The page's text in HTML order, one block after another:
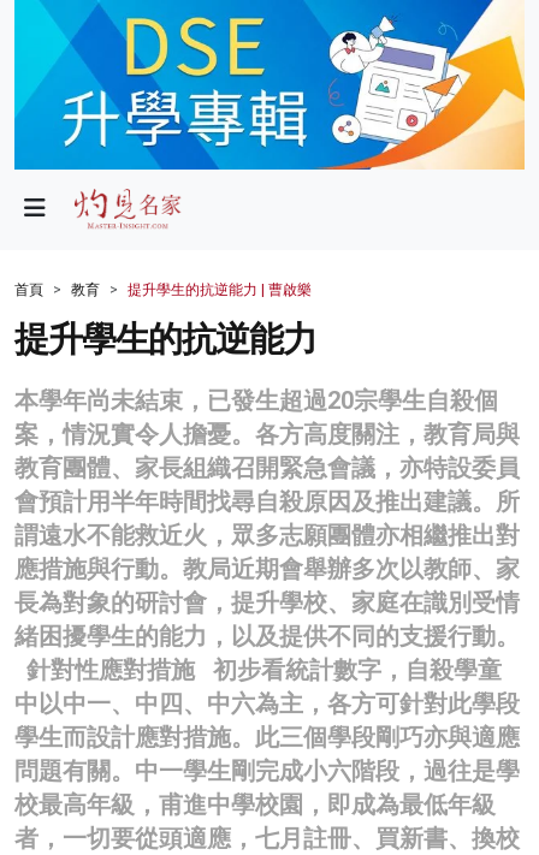
政局
財經
生活
商業
科技
影片
名家榜
灼見活動
關於我們
首頁 教育 提升學生的抗逆能力 | 曹啟樂
提升學生的抗逆能力
本學年尚未結束，已發生超過20宗學生自殺個
案，情況實令人擔憂。各方高度關注，教育局與
教育團體、家長組織召開緊急會議，亦特設委員
會預計用半年時間找尋自殺原因及推出建議。所
謂遠水不能救近火，眾多志願團體亦相繼推出對
應措施與行動。教局近期會舉辦多次以教師、家
長為對象的研討會，提升學校、家庭在識別受情
緒困擾學生的能力，以及提供不同的支援行動。
針對性應對措施 初步看統計數字，自殺學童
中以中一、中四、中六為主，各方可針對此學段
學生而設計應對措施。此三個學段剛巧亦與適應
問題有關。中一學生剛完成小六階段，過往是學
校最高年級，甫進中學校園，即成為最低年級
者，一切要從頭適應，七月註冊、買新書、換校